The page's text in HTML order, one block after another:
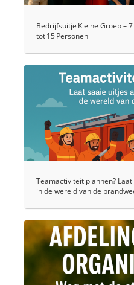
Bedrijfsuitje Kleine Groep –
tot 15 Personen
Teamactiviteit plannen?
in de wereld van de